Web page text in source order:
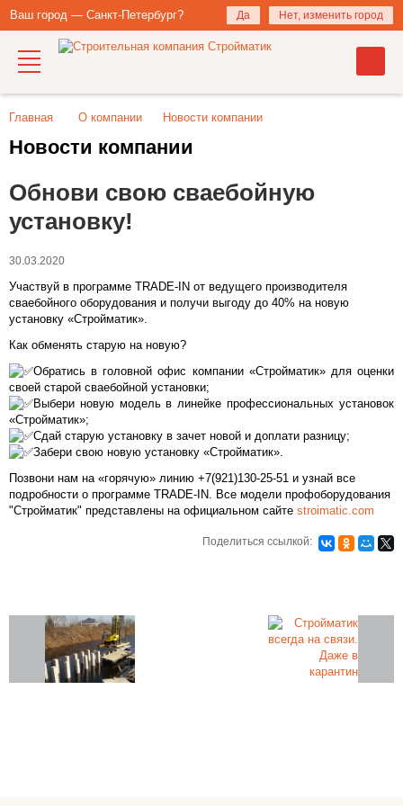
Ваш город — Санкт-Петербург? Да Нет, изменить город
Главная О компании Новости компании
Новости компании
Обнови свою сваебойную
установку!
30.03.2020
Участвуй в программе TRADE-IN от ведущего производителя
сваебойного оборудования и получи выгоду до 40% на новую
установку «Стройматик».
Как обменять старую на новую?
Обратись в головной офис компании «Стройматик» для оценки
своей старой сваебойной установки;
Выбери новую модель в линейке профессиональных установок
«Стройматик»;
Сдай старую установку в зачет новой и доплати разницу;
Забери свою новую установку «Стройматик».
Позвони нам на «горячую» линию +7(921)130-25-51 и узнай все
подробности о программе TRADE-IN. Все модели профоборудования
"Стройматик" представлены на официальном сайте stroimatic.com
Поделиться ссылкой: